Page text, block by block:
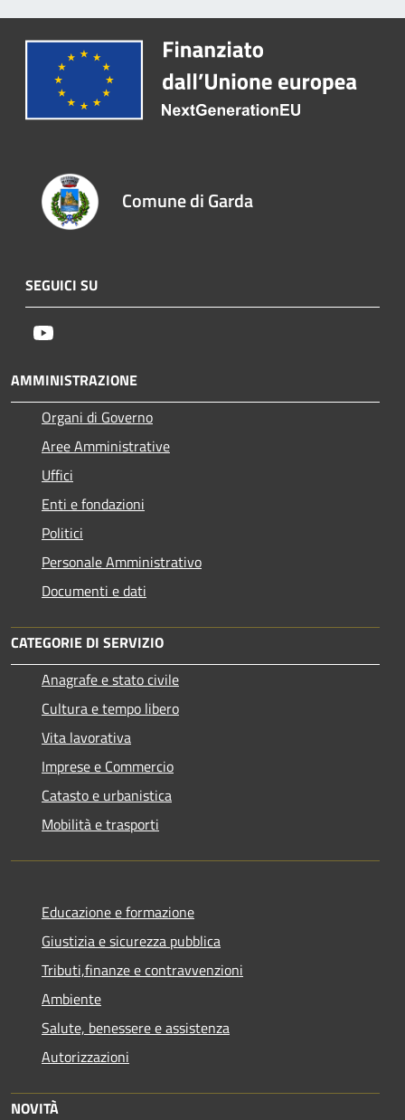
Comune di Garda
SEGUICI SU
AMMINISTRAZIONE
Organi di Governo
Aree Amministrative
Uffici
Enti e fondazioni
Politici
Personale Amministrativo
Documenti e dati
CATEGORIE DI SERVIZIO
Anagrafe e stato civile
Cultura e tempo libero
Vita lavorativa
Imprese e Commercio
Catasto e urbanistica
Mobilità e trasporti
Educazione e formazione
Giustizia e sicurezza pubblica
Tributi,finanze e contravvenzioni
Ambiente
Salute, benessere e assistenza
Autorizzazioni
NOVITÀ